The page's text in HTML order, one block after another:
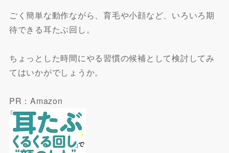
ごく簡単な動作ながら、育毛や小顔など、いろいろ期
待できる耳たぶ回し。
ちょっとした時間にやる習慣の候補として検討してみ
てはいかがでしょうか。
PR：Amazon